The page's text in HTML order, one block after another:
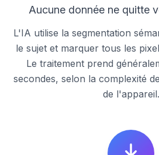
Aucune donnée ne quitte
L'IA utilise la segmentation
le sujet et marquer tous les
Le traitement prend
secondes, selon la complexité
de l'appareil.